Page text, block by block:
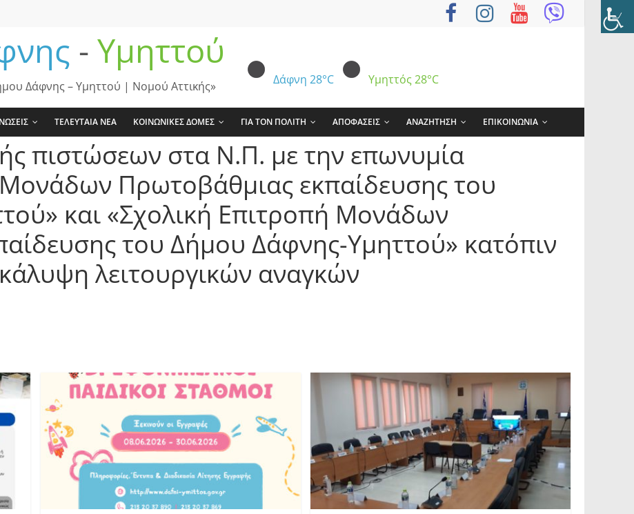
- Υμηττού
Δάφνη 28°C Υμηττός 28°C
Δάφνης – Υμηττού | Νομού Αττικής»
ΤΕΛΕΥΤΑΙΑ ΝΕΑ ΚΟΙΝΩΝΙΚΕΣ ΔΟΜΕΣ ΓΙΑ ΤΟΝ ΠΟΛΙΤΗ ΑΠΟΦΑΣΕΙΣ ΑΝΑΖΗΤΗΣΗ ΕΠΙΚΟΙΝΩΝΙΑ
πιστώσεων στα Ν.Π. με την επωνυμία
Πρωτοβάθμιας εκπαίδευσης του
και «Σχολική Επιτροπή Μονάδων
του Δήμου Δάφνης-Υμηττού» κατόπιν
λειτουργικών αναγκών